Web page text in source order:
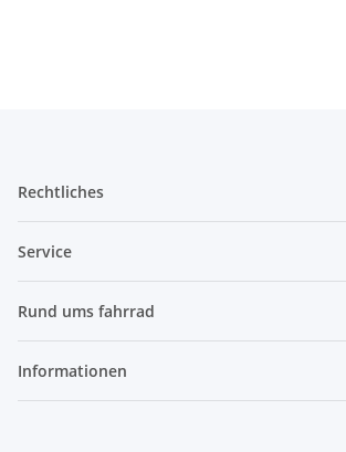
Rechtliches
Service
Rund ums fahrrad
Informationen